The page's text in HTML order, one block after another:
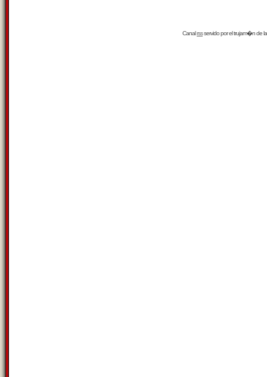
Canalrssservido por eltrujam�nde